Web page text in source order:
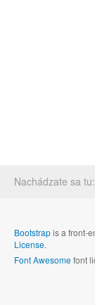
Nachádzate sa tu:
Bootstrapis a front-
License.
Font Awesomefont